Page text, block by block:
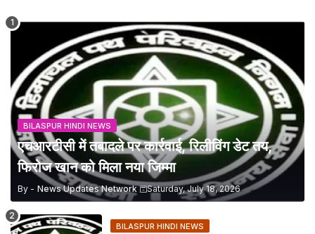
BILASPUR HINDI NEWS
एचआरटीसी में तबादले पर कार्रवाई, रिलीविंग डेट तय,
फिरोज खान को मिला नया जिम्मा
By - News Updates Network Saturday, July 18, 2026
BILASPUR HINDI NEWS